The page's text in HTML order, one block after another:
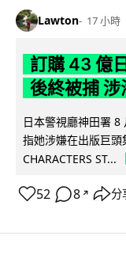
Lawton 17 小時
訂購 43 億
後終被捕
日本警視廳神田署 8
指她涉嫌在出版巨頭
CHARACTERS ST...
52 8 ↗ 分